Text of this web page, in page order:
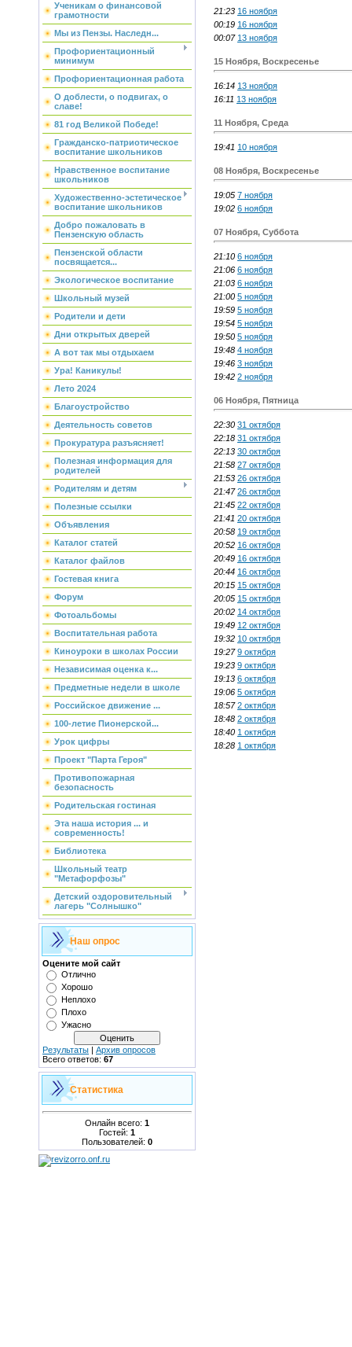
Ученикам о финансовой
грамотности
Мы из Пензы. Наследн...
Профориентационный
минимум
Профориентационная работа
О доблести, о подвигах, о
славе!
81 год Великой Победе!
Гражданско-патриотическое
воспитание школьников
Нравственное воспитание
школьников
Художественно-эстетическое
воспитание школьников
Добро пожаловать в
Пензенскую область
Пензенской области
посвящается...
Экологическое воспитание
Школьный музей
Родители и дети
Дни открытых дверей
А вот так мы отдыхаем
Ура! Каникулы!
Лето 2024
Благоустройство
Деятельность советов
Прокуратура разъясняет!
Полезная информация для
родителей
Родителям и детям
Полезные ссылки
Объявления
Каталог статей
Каталог файлов
Гостевая книга
Форум
Фотоальбомы
Воспитательная работа
Киноуроки в школах России
Независимая оценка к...
Предметные недели в школе
Российское движение ...
100-летие Пионерской...
Урок цифры
Проект "Парта Героя"
Противопожарная
безопасность
Родительская гостиная
Эта наша история ... и
современность!
Библиотека
Школьный театр
"Метафорфозы"
Детский оздоровительный
лагерь "Солнышко"
Наш опрос
Оцените мой сайт
Отлично
Хорошо
Неплохо
Плохо
Ужасно
Результаты | Архив опросов
Всего ответов: 67
Статистика
Онлайн всего: 1
Гостей: 1
Пользователей: 0
21:23 16 ноября
00:19 16 ноября
00:07 13 ноября
15 Ноября, Воскресенье
16:14 13 ноября
16:11 13 ноября
11 Ноября, Среда
19:41 10 ноября
08 Ноября, Воскресенье
19:05 7 ноября
19:02 6 ноября
07 Ноября, Суббота
21:10 6 ноября
21:06 6 ноября
21:03 6 ноября
21:00 5 ноября
19:59 5 ноября
19:54 5 ноября
19:50 5 ноября
19:48 4 ноября
19:46 3 ноября
19:42 2 ноября
06 Ноября, Пятница
22:30 31 октября
22:18 31 октября
22:13 30 октября
21:58 27 октября
21:53 26 октября
21:47 26 октября
21:45 22 октября
21:41 20 октября
20:58 19 октября
20:52 16 октября
20:49 16 октября
20:44 16 октября
20:15 15 октября
20:05 15 октября
20:02 14 октября
19:49 12 октября
19:32 10 октября
19:27 9 октября
19:23 9 октября
19:13 6 октября
19:06 5 октября
18:57 2 октября
18:48 2 октября
18:40 1 октября
18:28 1 октября